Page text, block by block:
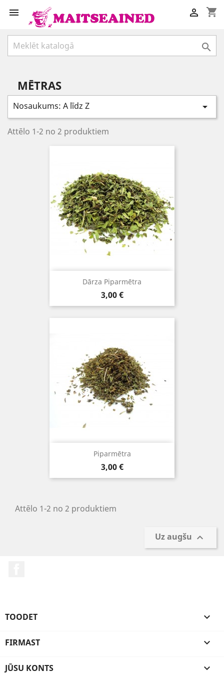
 shopping_cart


MĒTRAS
Nosaukums: A līdz Z 
Attēlo 1-2 no 2 produktiem
Dārza Piparmētra
Cena
3,00 €
Piparmētra
Cena
3,00 €
Attēlo 1-2 no 2 produktiem
Uz augšu 
TOODET 
FIRMAST 
JŪSU KONTS 